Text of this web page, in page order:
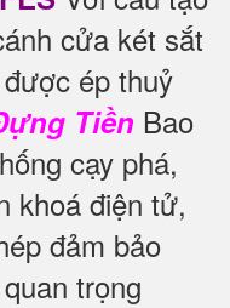
cửa két sắt
ép thuỷ
Tiền Bao
cạy phá,
khoá điện tử,
đảm bảo
trọng